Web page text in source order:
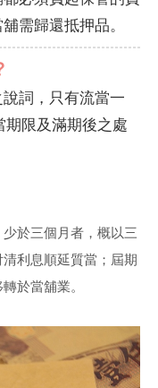
需歸還抵押品。
詞，只有流當一
限及滿期後之處
於三個月者，概以三
利息順延質當；屆期
於當舖業。